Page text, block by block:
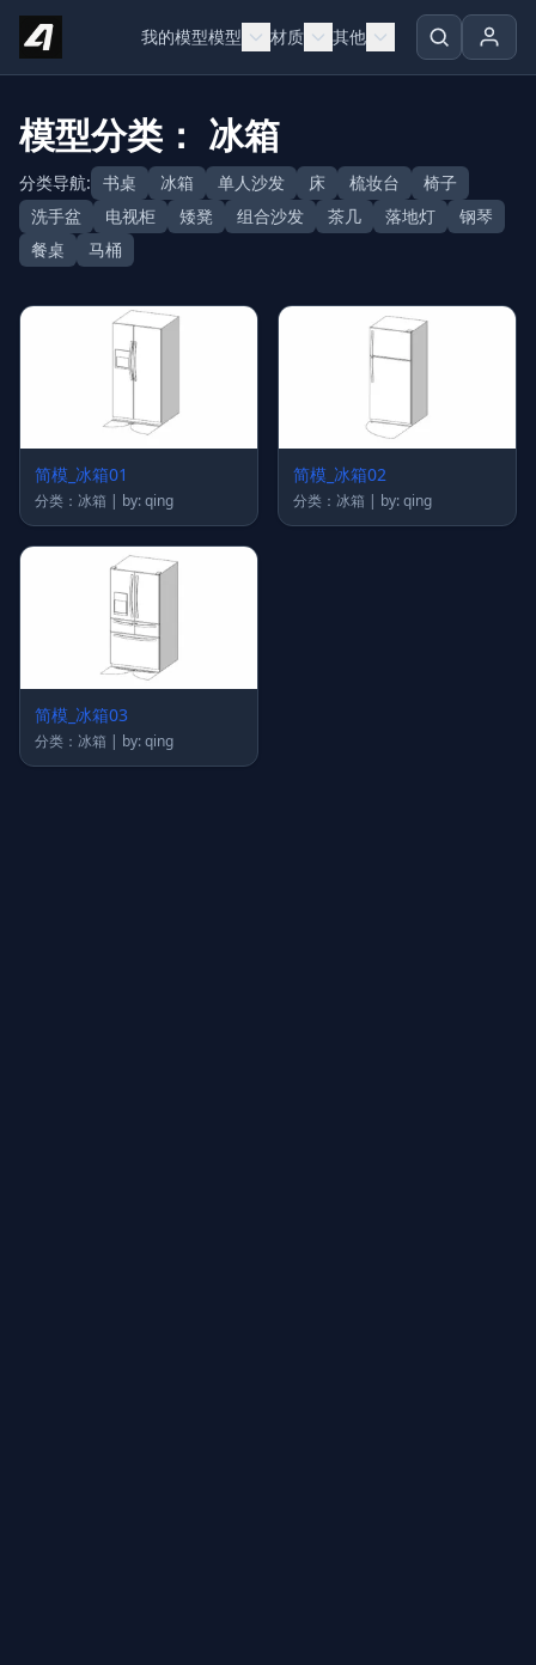
Skip to content
我的模型模型 材质 其他
模型分类： 冰箱
分类导航: 书桌 冰箱 单人沙发 床 梳妆台
椅子
洗手盆
电视柜 矮凳 组合沙发 茶几 落地灯
钢琴
餐桌
马桶
简模_冰箱01
分类：冰箱 | by: qing
简模_冰箱02
分类：冰箱 | by: qing
简模_冰箱03
分类：冰箱 | by: qing